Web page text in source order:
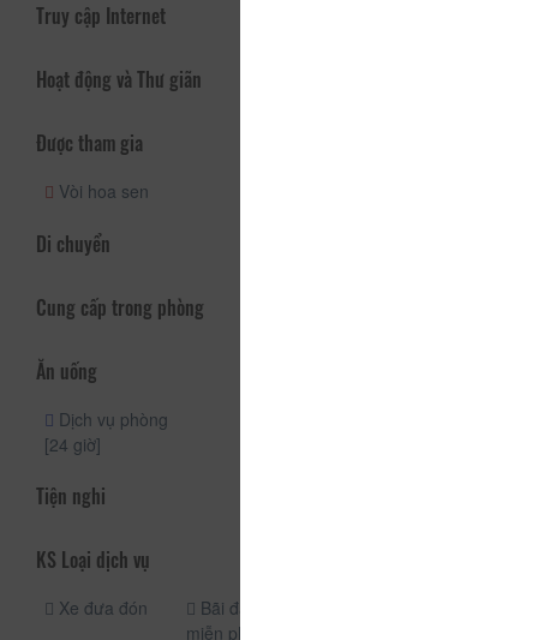
Truy cập Internet
Hoạt động và Thư giãn
Được tham gia
Vòi hoa sen
Di chuyển
Cung cấp trong phòng
Ăn uống
Dịch vụ phòng
[24 giờ]
Tiện nghi
KS Loại dịch vụ
Xe đưa đón
Bãi đậu xe
miễn phí